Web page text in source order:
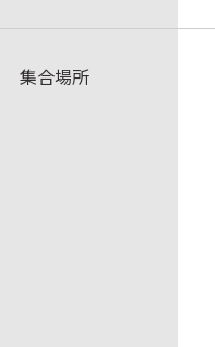
集合場所